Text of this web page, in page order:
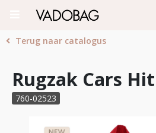
Terug naar catalogus
Rugzak Cars
760-02523